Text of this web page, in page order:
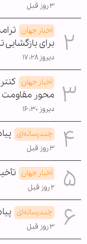
۳ روز قبل
اخبار جهان
برای
دیروز ۱۷:۲۸
اخبار جهان
محور مقاومت
دیروز ۱۶:۳۰
چندرسانه‌ای
۳ روز قبل
اخبار جهان
۲ روز قبل
چندرسانه‌ای
۳ روز قبل